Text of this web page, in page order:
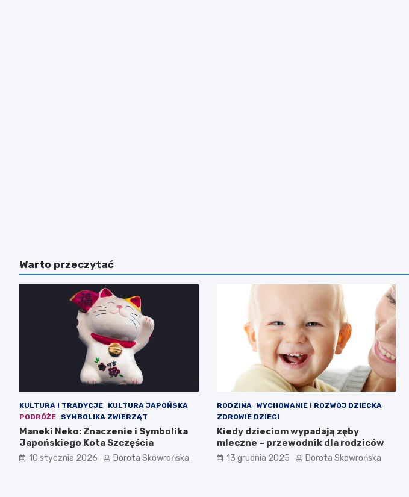
Warto przeczytać
KULTURA I TRADYCJE
KULTURA JAPOŃSKA
PODRÓŻE
SYMBOLIKA ZWIERZĄT
Maneki Neko: Znaczenie i Symbolika
Japońskiego Kota Szczęścia
10 stycznia 2026 Dorota Skowrońska
RODZINA
WYCHOWANIE I ROZWÓJ DZIECKA
ZDROWIE DZIECI
Kiedy dzieciom wypadają zęby
mleczne – przewodnik dla rodziców
13 grudnia 2025 Dorota Skowrońska